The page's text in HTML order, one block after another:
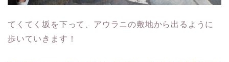
てくてく坂を下って、アウラニの敷地から出るように
歩いていきます！